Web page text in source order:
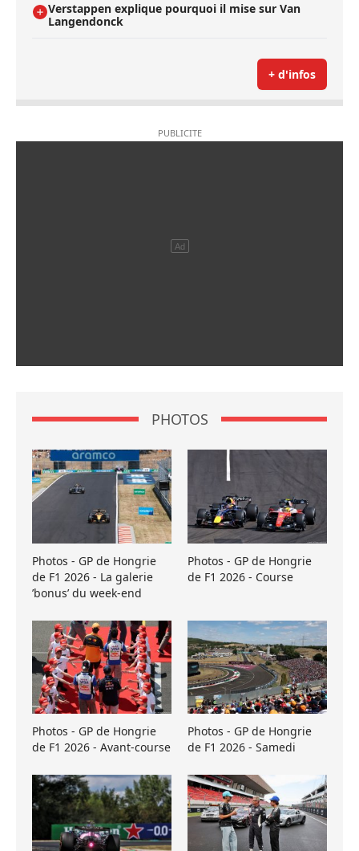
Verstappen explique pourquoi il mise sur Van
Langendonck
+ d'infos
PHOTOS
Photos - GP de Hongrie
de F1 2026 - La galerie
’bonus’ du week-end
Photos - GP de Hongrie
de F1 2026 - Course
Photos - GP de Hongrie
de F1 2026 - Avant-course
Photos - GP de Hongrie
de F1 2026 - Samedi